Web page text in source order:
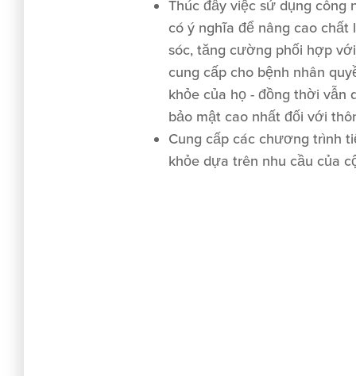
Thúc đẩy việc sử dụng công
có ý nghĩa để nâng cao
sóc, tăng cường phối hợp
cung cấp cho bệnh nhân
khỏe của họ - đồng thời vẫn
bảo mật cao nhất đối với
Cung cấp các chương trình
khỏe dựa trên nhu cầu của